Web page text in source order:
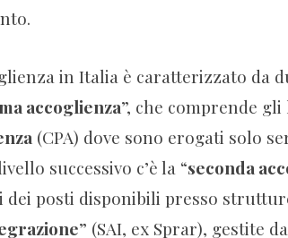
in Italia è caratterizzato da
accoglienza”, che comprende gli
(CPA) dove sono erogati solo
successivo c’è la “seconda
posti disponibili presso
” (SAI, ex Sprar), gestite